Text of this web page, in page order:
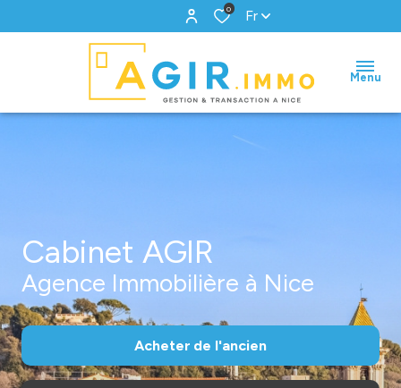
0 Fr
Menu
Cabinet AGIR
Agence Immobilière à Nice
Acheter de l'ancien